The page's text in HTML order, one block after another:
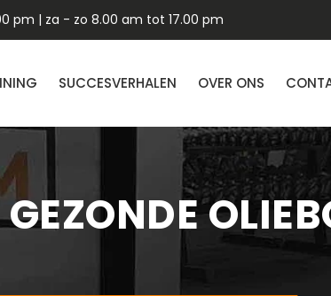
pm | za - zo 8.00 am tot 17.00 pm
SUCCESVERHALEN OVER ONS